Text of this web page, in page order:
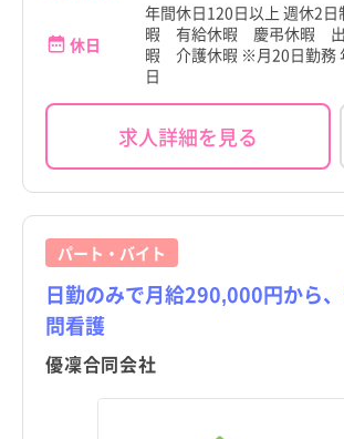
休日
年間休日120日以上 週休2
暇 有給休暇 慶弔休暇 出
暇 介護休暇 ※月20日勤務
日
求人詳細を見る
パート・バイト
日勤のみで月給290,000円から
問看護
優凜合同会社